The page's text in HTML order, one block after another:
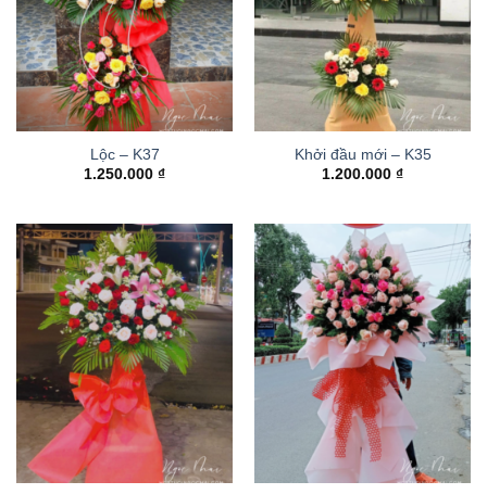
Lộc – K37
1.250.000 ₫
Khởi đầu mới – K35
1.200.000 ₫